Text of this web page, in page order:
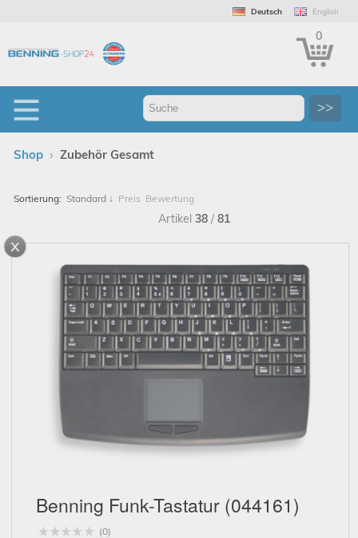
Deutsch English
0
>>
Shop › Zubehör Gesamt
Sortierung: Standard ↓ Preis Bewertung
Artikel 38 / 81
Benning Funk-Tastatur (044161)
(0)
x